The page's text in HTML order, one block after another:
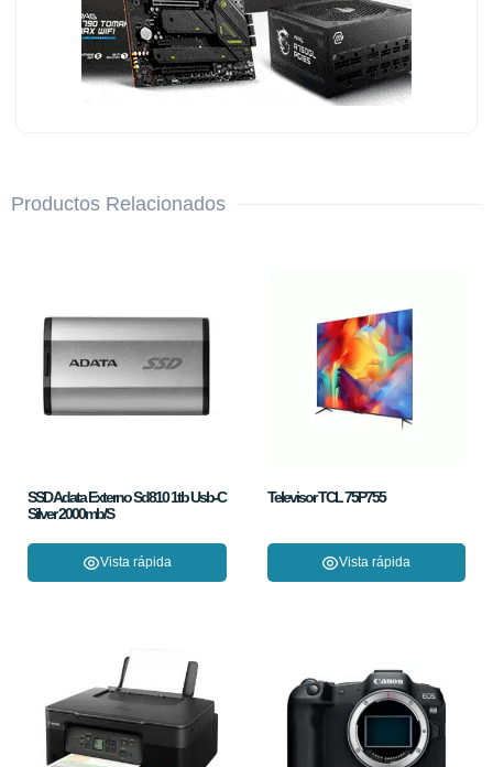
Productos Relacionados
SSD Adata Externo Sd810 1tb Usb-C
Silver 2000mb/S
Vista rápida
Televisor TCL 75P755
Vista rápida